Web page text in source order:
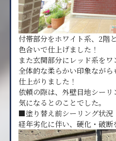
付帯部分をホワイト系、2階
色合いで仕上げました！
また玄関部分にレッド系を
全体的な柔らかい印象ながら
仕上がりました！
依頼の際は、外壁目地シーリ
気になるとのことでした。
■塗り替え前シーリング状況
経年劣化に伴い、硬化・破断